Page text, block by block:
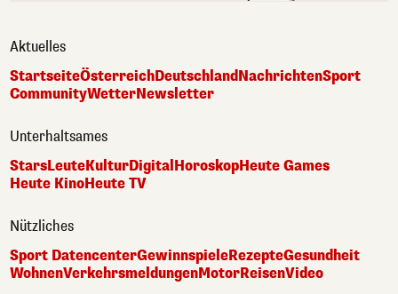
Aktuelles
StartseiteÖsterreichDeutschlandNachrichtenSport
CommunityWetterNewsletter
Unterhaltsames
StarsLeuteKulturDigitalHoroskopHeute Games
Heute KinoHeute TV
Nützliches
Sport DatencenterGewinnspieleRezepteGesundheit
WohnenVerkehrsmeldungenMotorReisenVideo